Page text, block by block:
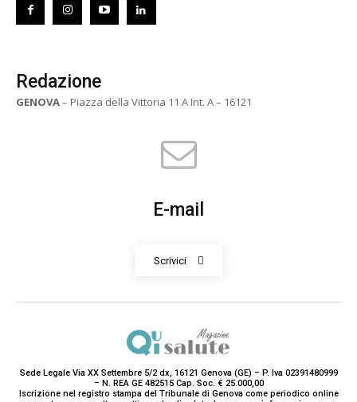
Redazione
GENOVA– Piazza della Vittoria 11 A Int. A – 16121
E-mail
Scrivici
Sede Legale Via XX Settembre 5/2 dx, 16121 Genova (GE) – P. Iva 02391480999
– N. REA GE 482515 Cap. Soc. € 25.000,00
Iscrizione nel registro stampa del Tribunale di Genova come periodico online